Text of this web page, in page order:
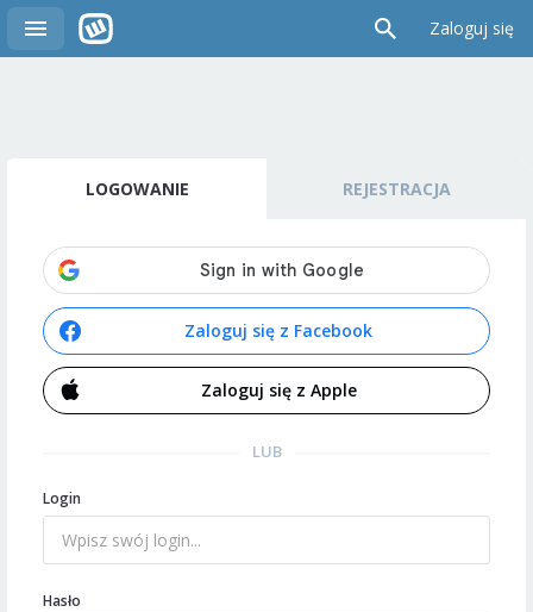
Zaloguj się
LOGOWANIE REJESTRACJA
Zaloguj się z Facebook
Zaloguj się z Apple
LUB
Login
Hasło